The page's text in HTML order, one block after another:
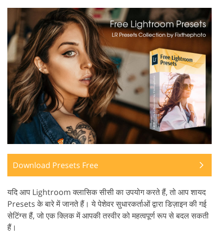
Download Presets Free
यदि आप Lightroom क्लासिक सीसी का उपयोग करते हैं, तो आप शायद
Presets के बारे में जानते हैं। ये पेशेवर सुधारकर्ताओं द्वारा डिज़ाइन की गई
सेटिंग्स हैं, जो एक क्लिक में आपकी तस्वीर को महत्वपूर्ण रूप से बदल सकती
हैं।